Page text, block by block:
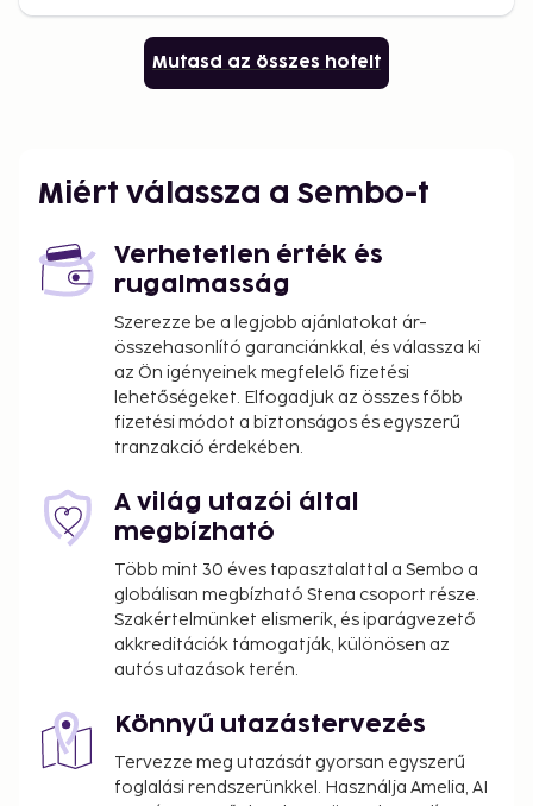
Mutasd az összes hotelt
Miért válassza a Sembo-t
Verhetetlen érték és
rugalmasság
Szerezze be a legjobb ajánlatokat ár-
összehasonlító garanciánkkal, és válassza ki
az Ön igényeinek megfelelő fizetési
lehetőségeket. Elfogadjuk az összes főbb
fizetési módot a biztonságos és egyszerű
tranzakció érdekében.
A világ utazói által
megbízható
Több mint 30 éves tapasztalattal a Sembo a
globálisan megbízható Stena csoport része.
Szakértelmünket elismerik, és iparágvezető
akkreditációk támogatják, különösen az
autós utazások terén.
Könnyű utazástervezés
Tervezze meg utazását gyorsan egyszerű
foglalási rendszerünkkel. Használja Amelia, AI